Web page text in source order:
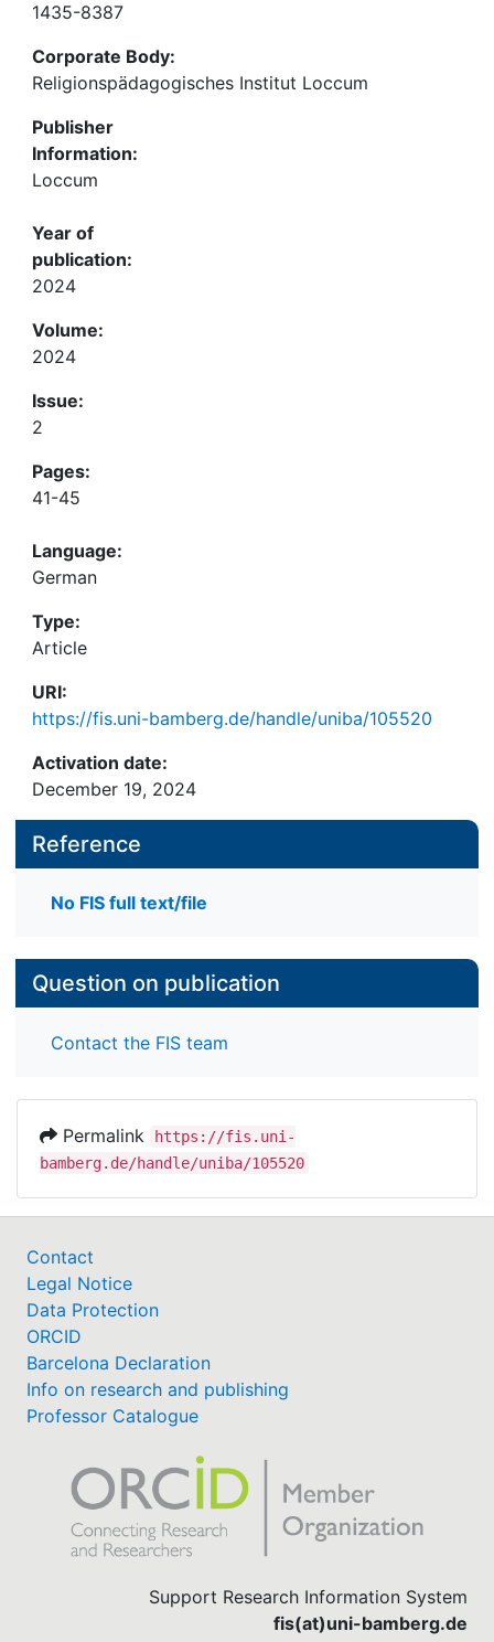
1435-8387
Corporate Body:
Religionspädagogisches Institut Loccum
Publisher
Information:
Loccum
Year of
publication:
2024
Volume:
2024
Issue:
2
Pages:
41-45
Language:
German
Type:
Article
URI:
https://fis.uni-bamberg.de/handle/uniba/105520
Activation date:
December 19, 2024
Reference
No FIS full text/file
Question on publication
Contact the FIS team
Permalink
https://fis.uni-
bamberg.de/handle/uniba/105520
Contact
Legal Notice
Data Protection
ORCID
Barcelona Declaration
Info on research and publishing
Professor Catalogue
Support Research Information System
fis(at)uni-bamberg.de